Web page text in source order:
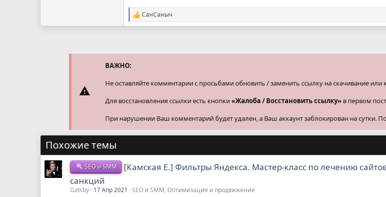
Р
е
и
СанСаныч
ВАЖНО:
Не оставляйте комментарии с просьбами обновить / заменить ссылку на скачивание
Для восстановления ссылки есть кнопки«Жалоба / Восстановить ссылку» в первом
При нарушении Ваш комментарий будет удален, а Ваш аккаунт заблокирован на сутки.
Похожие темы
SEO и SMM
[Камская Е.] Фильтры Яндекса. Мастер-класс по лечению
санкций
Gatsby 17 Апр 2021 SEO и SMM, Оптимизация и продвижение